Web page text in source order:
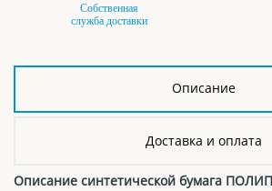
Собственная
служба доставки
Описание
Доставка и оплата
Описание синтетической бумага